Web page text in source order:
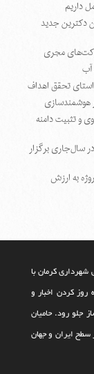
داریم
دکترین جدید
مجری
آب
تحقق اهداف
هوشمندسازی
و تثبیت دامنه
سال‌جاری برگزار
کرمان به کارگاه پروژه‌های عمرانی با ۱۱۰ پروژه به ارزش
شهرداری کرمان با
جزم کرده تا با به روز کردن اخبار و
جلو رود. حامیان
ایران و جهان